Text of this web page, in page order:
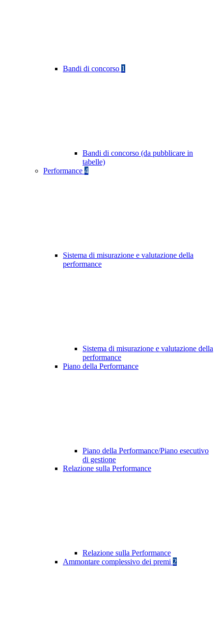
Bandi di concorso 1
Bandi di concorso (da pubblicare in
tabelle)
Performance 4
Sistema di misurazione e valutazione della
performance
Sistema di misurazione e valutazione della
performance
Piano della Performance
Piano della Performance/Piano esecutivo
di gestione
Relazione sulla Performance
Relazione sulla Performance
Ammontare complessivo dei premi 2